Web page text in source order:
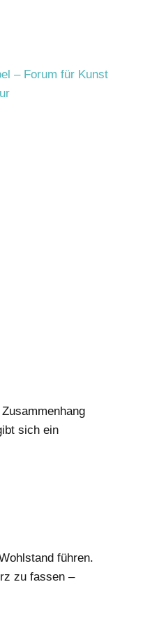
sich ein
führen.
zu fassen –